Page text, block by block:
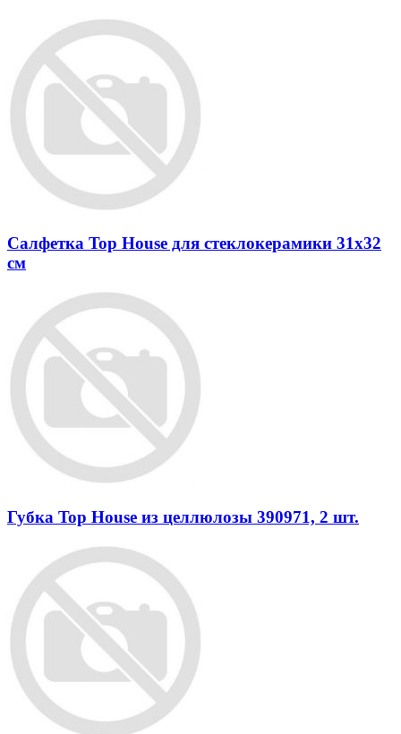
Салфетка Top House для стеклокерамики 31x32
см
Губка Top House из целлюлозы 390971, 2 шт.